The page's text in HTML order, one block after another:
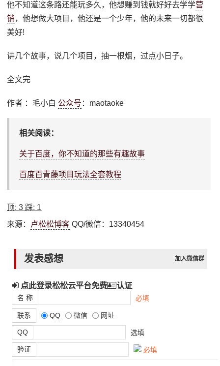
他不知道这条路还能玩多久，他想赚到钱就好好去学学营
销，他想做大项目，他还是一个少年，他的未来一切都很
美好!
讲几个故事，说几个项目，抽一根烟，过点小日子。
全文完
作者 ：毛小白 公众号 ：maotaoke
相关阅读：
关于百度，你不知道的那些有趣故事
百度百青藤项目玩法全套教程
顶:3 踩: 1
来源： 卢松松博客 QQ/微信：13340454
发表感想 加入微信群
点此登录松松云平台免费 认证
名 称 必填
联系 QQ 微信 网址
QQ 选填
验证 必填